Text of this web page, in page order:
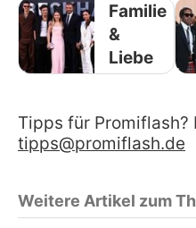
Familie
&
Liebe
Tipps für Promiflash?
tipps@promiflash.de
Weitere Artikel zum